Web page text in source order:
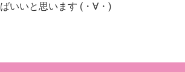
いいと思います (・∀・)